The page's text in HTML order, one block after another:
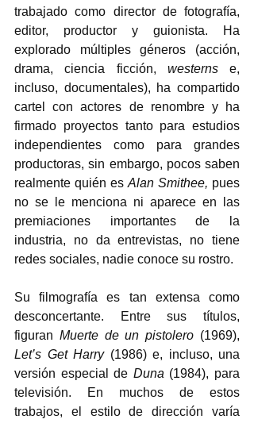
trabajado como director de fotografía,
editor, productor y guionista. Ha
explorado múltiples géneros (acción,
drama, ciencia ficción, westerns e,
incluso, documentales), ha compartido
cartel con actores de renombre y ha
firmado proyectos tanto para estudios
independientes como para grandes
productoras, sin embargo, pocos saben
realmente quién es Alan Smithee, pues
no se le menciona ni aparece en las
premiaciones importantes de la
industria, no da entrevistas, no tiene
redes sociales, nadie conoce su rostro.
Su filmografía es tan extensa como
desconcertante. Entre sus títulos,
figuran Muerte de un pistolero
Let’s Get Harry (1986) e, incluso, una
versión especial de Duna (1984), para
televisión. En muchos de estos
trabajos, el estilo de dirección varía